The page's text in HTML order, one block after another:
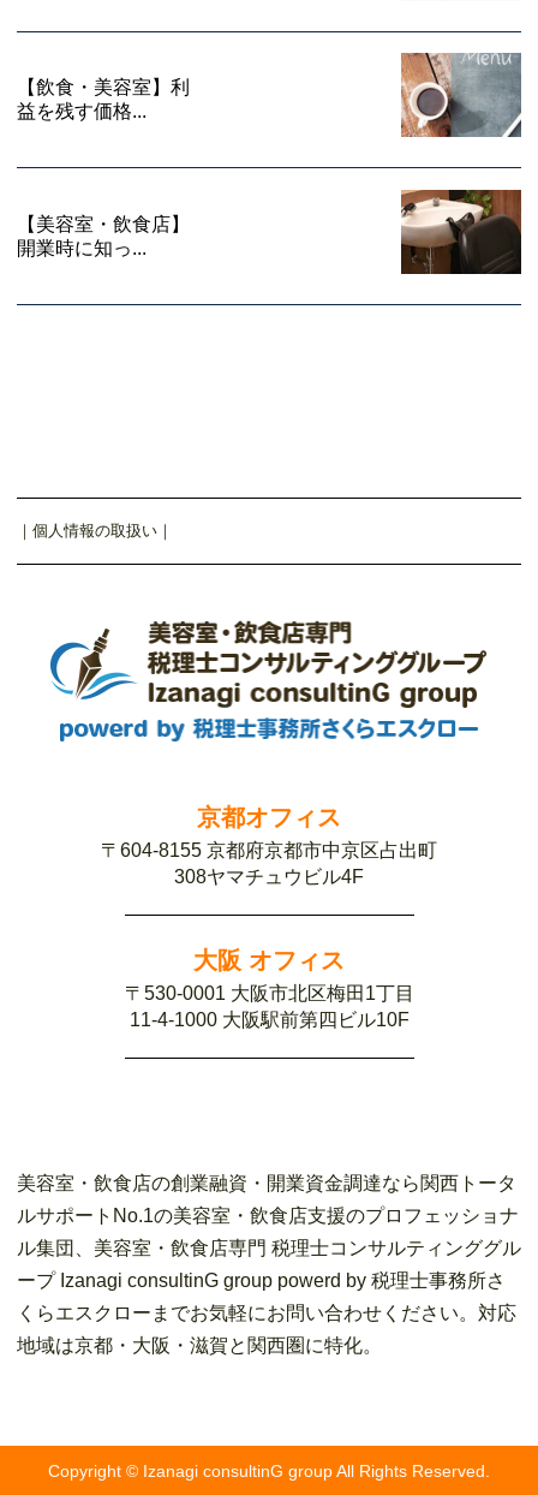
【飲食・美容室】利
益を残す価格...
【美容室・飲食店】
開業時に知っ...
｜ 個人情報の取扱い ｜
京都オフィス
〒604-8155 京都府京都市中京区占出町
308ヤマチュウビル4F
大阪 オフィス
〒530-0001 大阪市北区梅田1丁目
11-4-1000 大阪駅前第四ビル10F
美容室・飲食店の創業融資・開業資金調達なら関西トータ
ルサポートNo.1の美容室・飲食店支援のプロフェッショナ
ル集団、美容室・飲食店専門 税理士コンサルティンググル
ープ Izanagi consultinG group powerd by 税理士事務所さ
くらエスクローまでお気軽にお問い合わせください。対応
地域は京都・大阪・滋賀と関西圏に特化。
Copyright © Izanagi consultinG group All Rights Reserved.